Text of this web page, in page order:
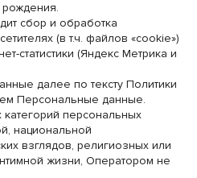
рождения.
сбор и обработка
(в т.ч. файлов «cookie»)
статистики (Яндекс Метрика и
далее по тексту Политики
Персональные данные.
персональных
национальной
взглядов, религиозных или
жизни, Оператором не